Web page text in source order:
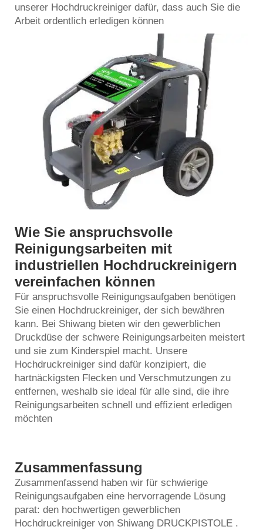
unserer Hochdruckreiniger dafür, dass auch Sie die
Arbeit ordentlich erledigen können
Wie Sie anspruchsvolle
Reinigungsarbeiten mit
industriellen Hochdruckreinigern
vereinfachen können
Für anspruchsvolle Reinigungsaufgaben benötigen
Sie einen Hochdruckreiniger, der sich bewähren
kann. Bei Shiwang bieten wir den gewerblichen
Druckdüse der schwere Reinigungsarbeiten meistert
und sie zum Kinderspiel macht. Unsere
Hochdruckreiniger sind dafür konzipiert, die
hartnäckigsten Flecken und Verschmutzungen zu
entfernen, weshalb sie ideal für alle sind, die ihre
Reinigungsarbeiten schnell und effizient erledigen
möchten
Zusammenfassung
Zusammenfassend haben wir für schwierige
Reinigungsaufgaben eine hervorragende Lösung
parat: den hochwertigen gewerblichen
Hochdruckreiniger von Shiwang DRUCKPISTOLE .